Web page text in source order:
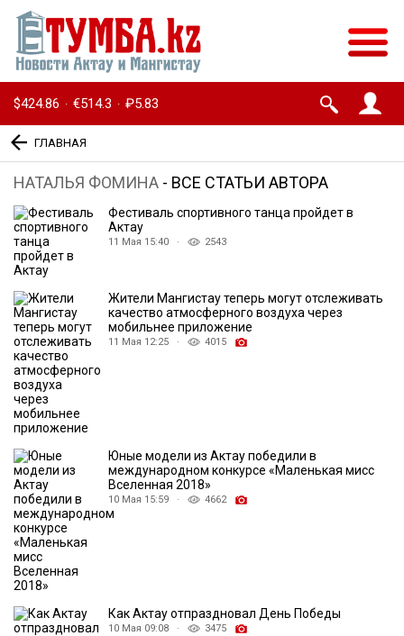
$424.86 · €514.3 · ₽5.83
ГЛАВНАЯ
НАТАЛЬЯ ФОМИНА - ВСЕ СТАТЬИ АВТОРА
Фестиваль спортивного танца пройдет в
Актау
11 Мая 15:40 · 2543
Жители Мангистау теперь могут отслеживать
качество атмосферного воздуха через
мобильнее приложение
11 Мая 12:25 · 4015
Юные модели из Актау победили в
международном конкурсе «Маленькая мисс
Вселенная 2018»
10 Мая 15:59 · 4662
Как Актау отпраздновал День Победы
10 Мая 09:08 · 3475